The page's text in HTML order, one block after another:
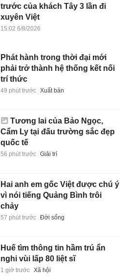
trước của khách Tây 3 lần đi
xuyên Việt
15:02 6/8/2026
Phát hành trong thời đại mới
phải trở thành hệ thống kết nối
trí thức
49 phút trước Xuất bản
Tương lai của Bảo Ngọc,
Cẩm Ly tại đấu trường sắc đẹp
quốc tế
56 phút trước Giải trí
Hai anh em gốc Việt được chú ý
vì nói tiếng Quảng Bình trôi
chảy
57 phút trước Đời sống
Huế tìm thông tin hầm trú ẩn
nghi vùi lấp 80 liệt sĩ
1 giờ trước Xã hội